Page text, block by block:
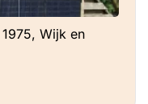
Wijk en